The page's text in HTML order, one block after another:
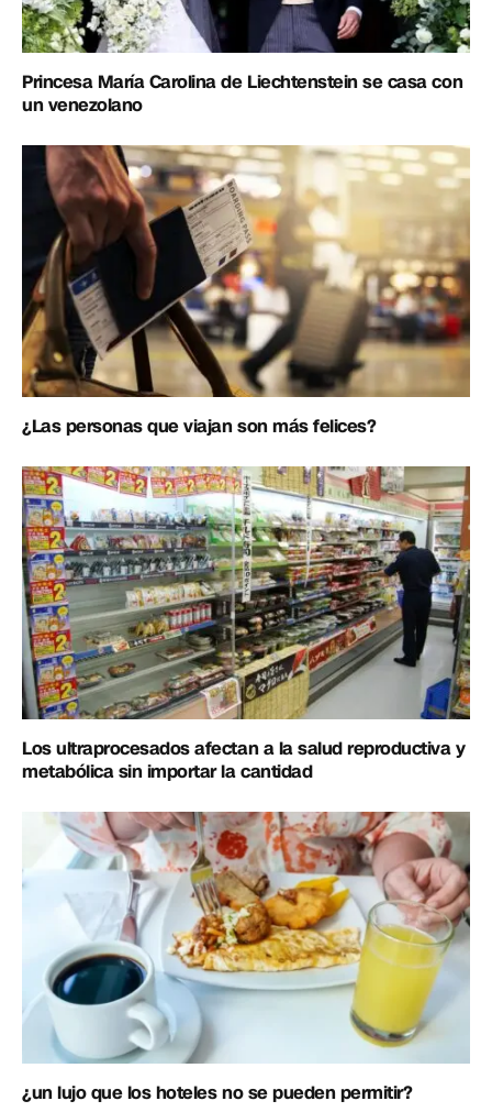
Princesa María Carolina de Liechtenstein se casa con
un venezolano
¿Las personas que viajan son más felices?
Los ultraprocesados afectan a la salud reproductiva y
metabólica sin importar la cantidad
¿un lujo que los hoteles no se pueden permitir?